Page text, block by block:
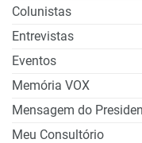
Colunistas
Entrevistas
Eventos
Memória VOX
Mensagem do
Meu Consultório